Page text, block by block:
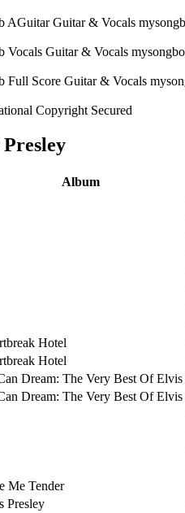
Copyright Secured
Album
Hotel
Hotel
Dream: The Very Best Of Elvis
Dream: The Very Best Of Elvis
Me Tender
Presley